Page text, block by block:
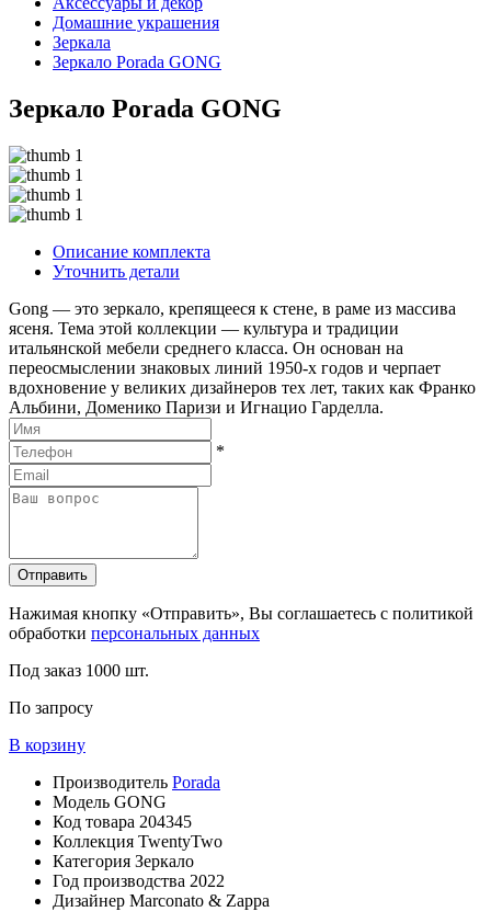
Домашние украшения
Зеркала
Зеркало Porada GONG
Зеркало Porada GONG
Описание комплекта
Уточнить детали
Gong — это зеркало, крепящееся к стене, в раме из массива
ясеня. Тема этой коллекции — культура и традиции
итальянской мебели среднего класса. Он основан на
переосмыслении знаковых линий 1950-х годов и черпает
вдохновение у великих дизайнеров тех лет, таких как Франко
Альбини, Доменико Паризи и Игнацио Гарделла.
*
Отправить
Нажимая кнопку «Отправить», Вы соглашаетесь с политикой
обработки персональных данных
Под заказ 1000 шт.
По запросу
В корзину
Производитель Porada
Модель GONG
Код товара 204345
Коллекция TwentyTwo
Категория Зеркало
Год производства 2022
Дизайнер Marconato & Zappa